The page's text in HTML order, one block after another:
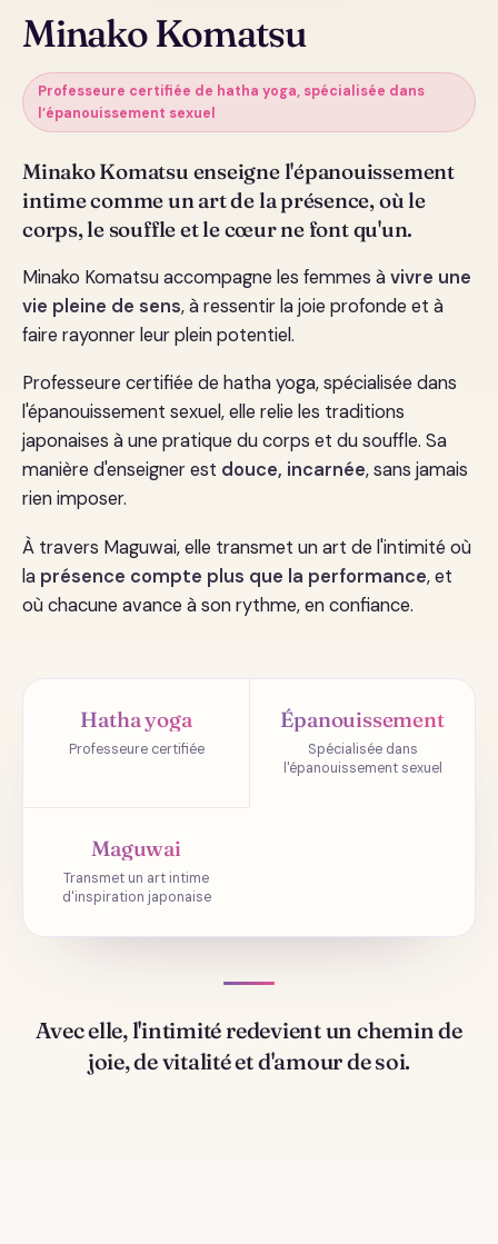
Minako Komatsu
Professeure certifiée de hatha yoga, spécialisée dans
l’épanouissement sexuel
Minako Komatsu enseigne l'épanouissement
intime comme un art de la présence, où le
corps, le souffle et le cœur ne font qu'un.
Minako Komatsu accompagne les femmes àvivre une
vie pleine de sens, à ressentir la joie profonde et à
faire rayonner leur plein potentiel.
Professeure certifiée de hatha yoga, spécialisée dans
l'épanouissement sexuel, elle relie les traditions
japonaises à une pratique du corps et du souffle. Sa
manière d'enseigner est douce, incarnée, sans jamais
rien imposer.
À travers Maguwai, elle transmet un art de l'intimité où
la présence compte plus que la performance, et
où chacune avance à son rythme, en confiance.
Hatha yoga
Professeure certifiée
Épanouissement
Spécialisée dans
l'épanouissement sexuel
Maguwai
Transmet un art intime
d'inspiration japonaise
Avec elle, l'intimité redevient un chemin de
joie, de vitalité et d'amour de soi.